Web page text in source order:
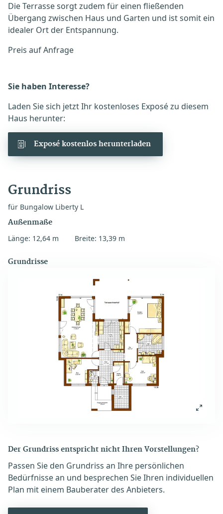
Die Terrasse sorgt zudem für einen fließenden
Übergang zwischen Haus und Garten und ist somit ein
idealer Ort der Entspannung.
Preis auf Anfrage
Sie haben Interesse?
Laden Sie sich jetzt Ihr kostenloses Exposé zu diesem
Haus herunter:
Exposé kostenlos herunterladen
Grundriss
für Bungalow Liberty L
Außenmaße
Länge: 12,64 m Breite: 13,39 m
Grundrisse
Der Grundriss entspricht nicht Ihren Vorstellungen?
Passen Sie den Grundriss an Ihre persönlichen
Bedürfnisse an und besprechen Sie Ihren individuellen
Plan mit einem Bauberater des Anbieters.